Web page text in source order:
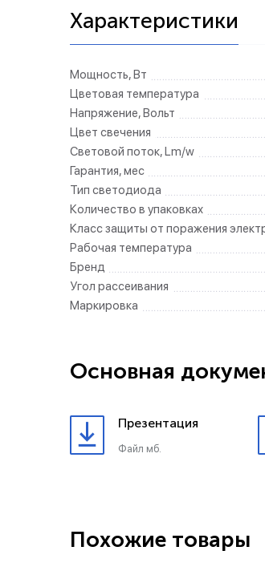
Характеристики
Мощность, Вт
Цветовая температура
Напряжение, Вольт
Цвет свечения
Световой поток, Lm/w
Гарантия, мес
Тип светодиода
Количество в упаковках
Класс защиты от поражения
Рабочая температура
Бренд
Угол рассеивания
Маркировка
Основная
Презентация
Файл мб.
Похожие товары